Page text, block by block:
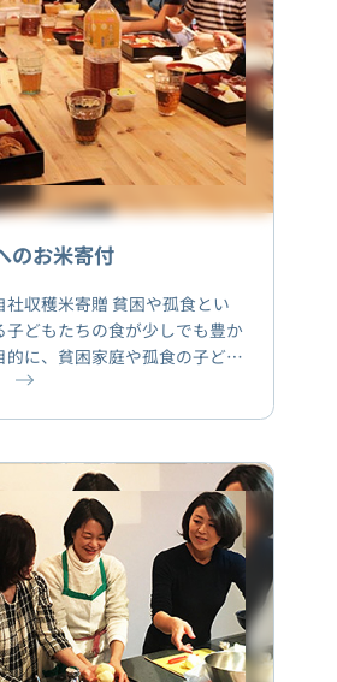
す。
のお米寄付
収穫米寄贈 貧困や孤食とい
子どもたちの食が少しでも豊か
的に、貧困家庭や孤食の子ども
「子ども食堂」に自社富士吉田
350kg （約 5,400 食分 ※）を寄
「ミルキークイーン」 350kg
）を寄付2017年：お米 「ミル
（約 9,200 食分 ※）を寄付
にて計算